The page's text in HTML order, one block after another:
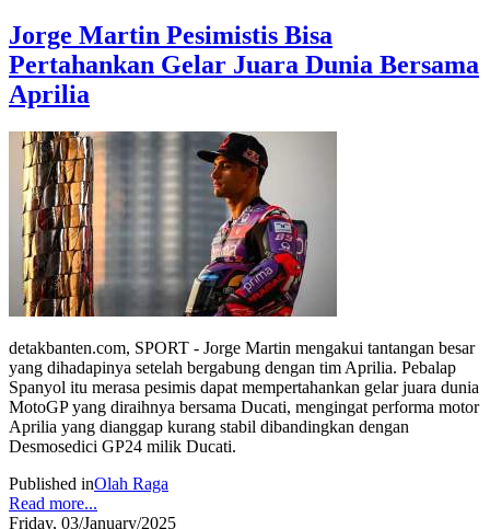
Jorge Martin Pesimistis Bisa
Pertahankan Gelar Juara Dunia Bersama
Aprilia
detakbanten.com, SPORT - Jorge Martin mengakui tantangan besar
yang dihadapinya setelah bergabung dengan tim Aprilia. Pebalap
Spanyol itu merasa pesimis dapat mempertahankan gelar juara dunia
MotoGP yang diraihnya bersama Ducati, mengingat performa motor
Aprilia yang dianggap kurang stabil dibandingkan dengan
Desmosedici GP24 milik Ducati.
Published inOlah Raga
Read more...
Friday, 03/January/2025